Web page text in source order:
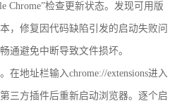
Chrome”检查更新状态。发现可用版
，修复因代码缺陷引发的启动失败问
通避免中断导致文件损坏。
在地址栏输入chrome://extensions进入
三方插件后重新启动浏览器。逐个启